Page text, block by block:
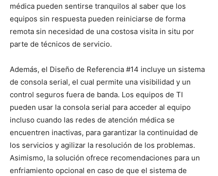
médica pueden sentirse tranquilos al saber que los
equipos sin respuesta pueden reiniciarse de forma
remota sin necesidad de una costosa visita in situ por
parte de técnicos de servicio.
Además, el Diseño de Referencia #14 incluye un sistema
de consola serial, el cual permite una visibilidad y un
control seguros fuera de banda. Los equipos de TI
pueden usar la consola serial para acceder al equipo
incluso cuando las redes de atención médica se
encuentren inactivas, para garantizar la continuidad de
los servicios y agilizar la resolución de los problemas.
Asimismo, la solución ofrece recomendaciones para un
enfriamiento opcional en caso de que el sistema de